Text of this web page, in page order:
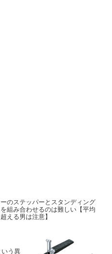
のステッパーとスタンディング
組み合わせるのは難しい【平均
える男は注意】
いう異